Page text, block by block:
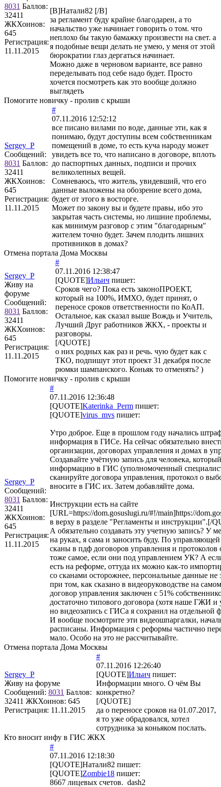
8031 Баллов:
32411
ЖКХоинов:
645
Регистрация:
11.11.2015
[B]Натали82 [/B]
за регламент буду крайне благодарен, а то
начальство уже начинает говорить о том. что
неплохо бы такую бамажку произвести на свет. а
я подобные вещи делать не умею, у меня от этой
бюрократии глаз дергаться начинает.
Можно даже в черновом варианте, все равно
переделывать под себе надо будет. Просто
хочется посмотреть как это вообще должно
выглядеть
Помогите новичку - пролив с крыши
Sergey_P
Сообщений:
8031 Баллов:
32411
ЖКХоинов:
645
Регистрация:
11.11.2015
#
07.11.2016 12:52:12
все писано вилами по воде, данные эти, как я
понимаю, будут доступны всем собственникам
помещений в доме, то есть куча народу может
увидеть все то, что написано в договоре, вплоть
до паспортных данных, подписи и прочих
великолепных вещей.
Сомневаюсь, что житель, увидевший, что его
данные выложены на обозрение всего дома,
будет от этого в восторге.
Может по закону вы и будете правы, ибо это
закрытая часть системы, но лишние проблемы,
как минимум разговор с этим "благодарным"
жителем точно будет. Зачем плодить лишних
противников в домах?
Отмена портала Дома Москвы
Sergey_P
Живу на
форуме
Сообщений:
8031 Баллов:
32411
ЖКХоинов:
645
Регистрация:
11.11.2015
#
07.11.2016 12:38:47
[QUOTE]Ильич пишет:
Сроков чего? Пока есть законоПРОЕКТ,
который на 100%, ИМХО, будет принят, о
переносе сроков ответственности по КоАП.
Остальное, как сказал выше Вождь и Учитель,
Лучший Друг работников ЖКХ, - проекты и
разговоры.
[/QUOTE]
о них родных как раз и речь. чую будет как с
ТКО, подпишут этот проект 31 декабря после
рюмки шампанского. Коньяк то отменять? )
Помогите новичку - пролив с крыши
Sergey_P
Сообщений:
8031 Баллов:
32411
ЖКХоинов:
645
Регистрация:
11.11.2015
#
07.11.2016 12:36:48
[QUOTE]Katerinka_Perm пишет:
[QUOTE]virus_mvs пишет:
Утро доброе. Еще в прошлом году начались
информация в ГИСе. На сейчас обязательно
организации, договорах управления и домах в
Создавайте учётную запись для человека,
информацию в ГИС (уполномоченный специалист
сканируйте договора управления, протокол о
вносите в ГИС их. Затем добавляйте дома.
Инструкции есть на сайте
[URL=https://dom.gosuslugi.ru/#!/main]https://
в верху в разделе "Регламенты и инструкции".[/
А обязательно создавать эту учетную запись? У
на руках, я сама и заносить буду. По
сканы в пдф договоров управления и
тоже самое, если они под управлением УК? А
есть на реформе, оттуда их можно как-то
со сканами осторожнее, персональные данные не
при том, как сказано в видеоруководстве на
договор управления заключен с 51%
достаточно типового договора (хотя наше ГЖИ и
но видеозапись с ГИСа я сохранил на отдельной
И вообще посмотрите эти видеошпаргалки,
расписаны. Информация с реформы частично
мало. Особо на это не рассчитывайте.
Отмена портала Дома Москвы
Sergey_P
Живу на форуме
Сообщений: 8031 Баллов:
32411 ЖКХоинов: 645
Регистрация: 11.11.2015
#
07.11.2016 12:26:40
[QUOTE]Ильич пишет:
Информации много. О чём Вы
конкретно?
[/QUOTE]
да о переносе сроков на 01.07.2017,
я то уже обрадовался, хотел
сотрудника за коньяком послать.
Кто вносит инфу в ГИС ЖКХ
#
07.11.2016 12:18:30
[QUOTE]Натали82 пишет:
[QUOTE]Zombie18 пишет:
8667 лицевых счетов. dash2